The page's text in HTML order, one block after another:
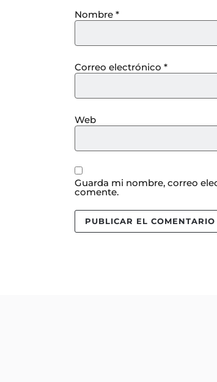
Nombre *
Correo electrónico *
Web
Guarda mi nombre, correo
comente.